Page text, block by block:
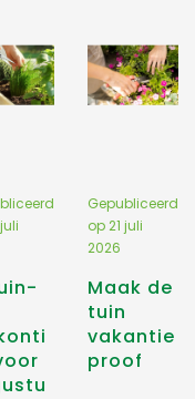
Maak de
tuin
vakantie
proof
Gepubliceerd
op21 juli
2026